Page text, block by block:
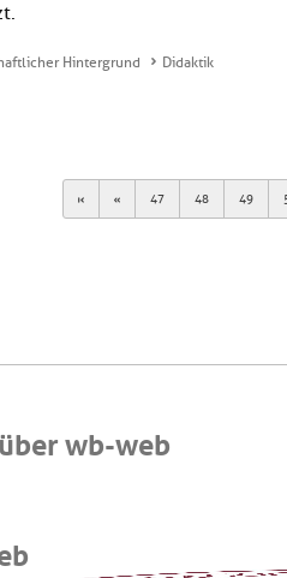
Hintergrund Didaktik
First Previous
47 48 49
wb-web